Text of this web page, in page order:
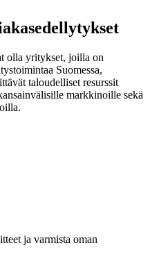
olla yritykset, joilla on
Suomessa,
taloudelliset resurssit
markkinoille sekä
ja varmista oman